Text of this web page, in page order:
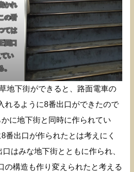
かれ
の看
ては
面口
い
地下街ができると、路面電車の
れるように8番出口ができたので
に地下街と同時に作られてい
番出口が作られたとは考えにく
はみな地下街とともに作られ、
の構造も作り変えられたと考える